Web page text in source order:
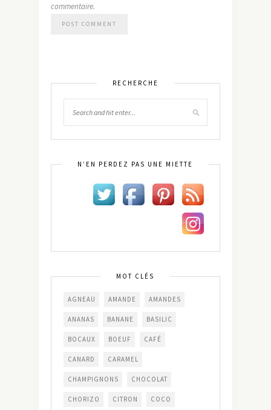
commentaire.
RECHERCHE
N’EN PERDEZ PAS UNE MIETTE
MOT CLÉS
AGNEAU AMANDE AMANDES
ANANAS BANANE BASILIC
BOCAUX BOEUF CAFÉ
CANARD CARAMEL
CHAMPIGNONS CHOCOLAT
CHORIZO CITRON COCO